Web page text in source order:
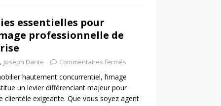
essentielles pour
professionnelle de
Joseph Dante Commentaires fermés
hautement concurrentiel, l’image
un levier différenciant majeur pour
clientèle exigeante. Que vous soyez agent